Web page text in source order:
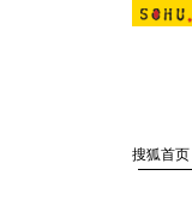
搜狐首页